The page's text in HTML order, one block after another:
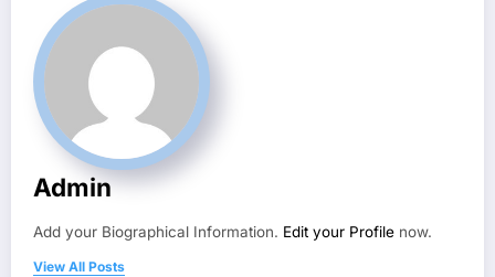
Admin
Add your Biographical Information. Edit your Profile now.
View All Posts